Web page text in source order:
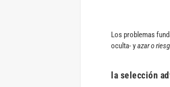
Los problemas
oculta- yazar o
la selección